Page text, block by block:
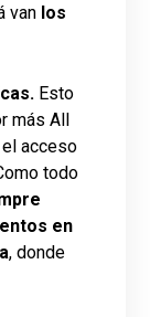
van los
Esto
más All
acceso
todo
en
, donde